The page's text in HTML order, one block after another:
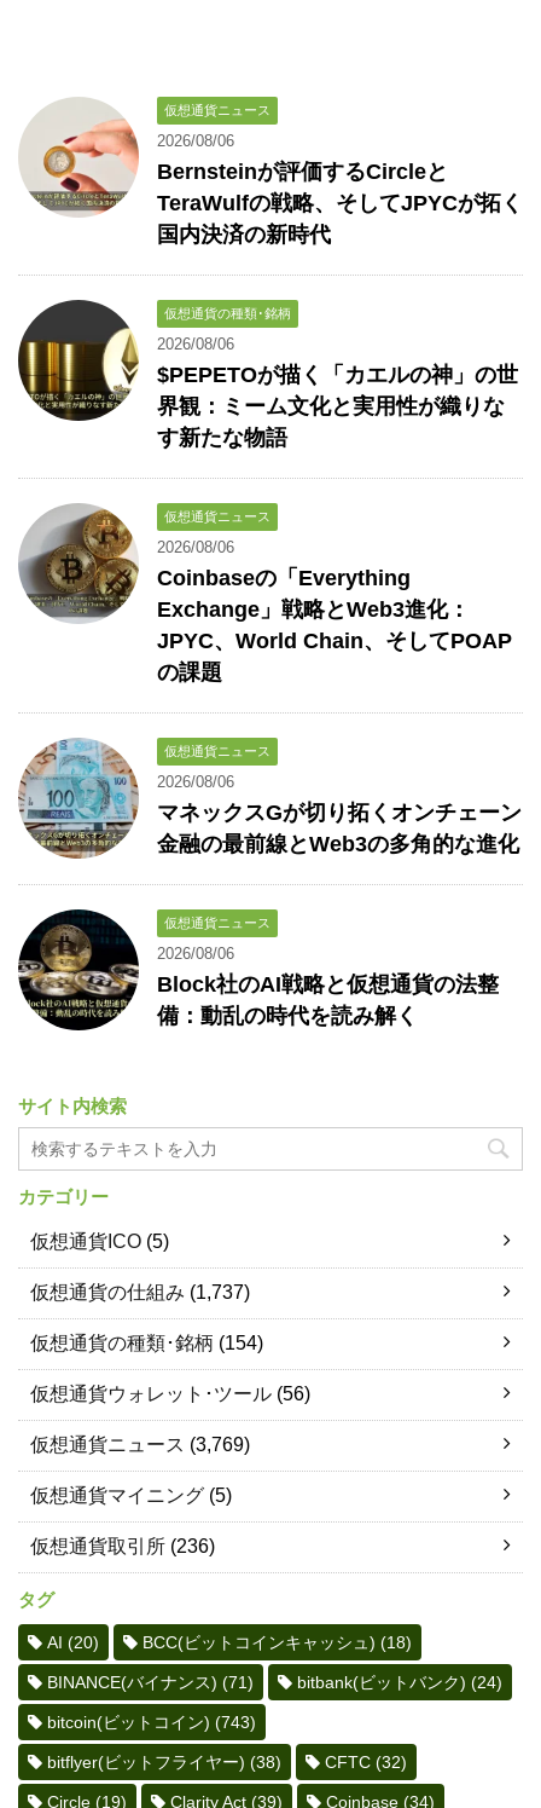
仮想通貨ニュース
2026/08/06
Bernsteinが評価するCircleと
TeraWulfの戦略、そしてJPYCが拓く
国内決済の新時代
仮想通貨の種類･銘柄
2026/08/06
$PEPETOが描く「カエルの神」の世
界観：ミーム文化と実用性が織りな
す新たな物語
仮想通貨ニュース
2026/08/06
Coinbaseの「Everything
Exchange」戦略とWeb3進化：
JPYC、World Chain、そしてPOAP
の課題
仮想通貨ニュース
2026/08/06
マネックスGが切り拓くオンチェーン
金融の最前線とWeb3の多角的な進化
仮想通貨ニュース
2026/08/06
Block社のAI戦略と仮想通貨の法整
備：動乱の時代を読み解く
サイト内検索
カテゴリー
仮想通貨ICO (5)
仮想通貨の仕組み (1,737)
仮想通貨の種類･銘柄 (154)
仮想通貨ウォレット･ツール (56)
仮想通貨ニュース (3,769)
仮想通貨マイニング (5)
仮想通貨取引所 (236)
タグ
AI (20) BCC(ビットコインキャッシュ) (18)
BINANCE(バイナンス) (71) bitbank(ビットバンク) (24)
bitcoin(ビットコイン) (743)
bitflyer(ビットフライヤー) (38) CFTC (32)
Circle (19) Clarity Act (39) Coinbase (34)